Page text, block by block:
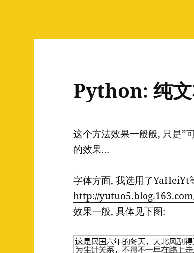
Python: 纯
这个方法效果一般般, 只是”
的效果…
字体方面, 我选用了YaHeiYt
http://
效果一般, 具体见下图: